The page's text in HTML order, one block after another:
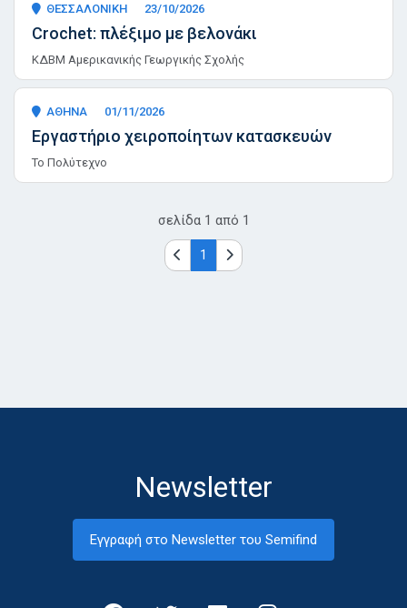
ΘΕΣΣΑΛΟΝΙΚΗ 23/10/2026
Crochet: πλέξιμο με βελονάκι
ΚΔΒΜ Αμερικανικής Γεωργικής Σχολής
ΑΘΗΝΑ 01/11/2026
Εργαστήριο χειροποίητων κατασκευών
Το Πολύτεχνο
σελίδα 1 από 1
1
Newsletter
Εγγραφή στο Newsletter του Semifind